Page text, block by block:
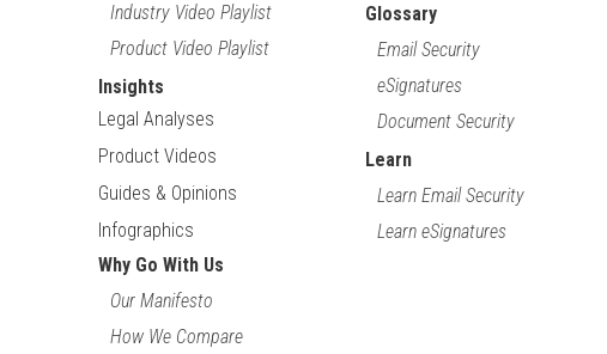
Industry Video Playlist
Product Video Playlist
Insights
Legal Analyses
Product Videos
Guides & Opinions
Infographics
Why Go With Us
Our Manifesto
How We Compare
Glossary
Email Security
eSignatures
Document Security
Learn
Learn Email Security
Learn eSignatures